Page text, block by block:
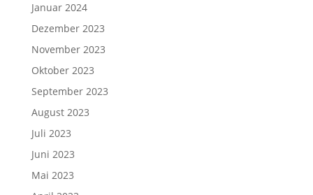
Januar 2024
Dezember 2023
November 2023
Oktober 2023
September 2023
August 2023
Juli 2023
Juni 2023
Mai 2023